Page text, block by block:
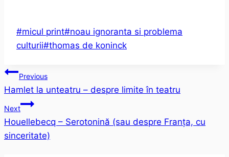
Post
Tags:
#micul print#noau ignoranta si problema
culturii#thomas de koninck
Post
navigation
Previous
Hamlet la unteatru – despre limite în teatru
Next
Houellebecq – Serotonină (sau despre Franța, cu
sinceritate)